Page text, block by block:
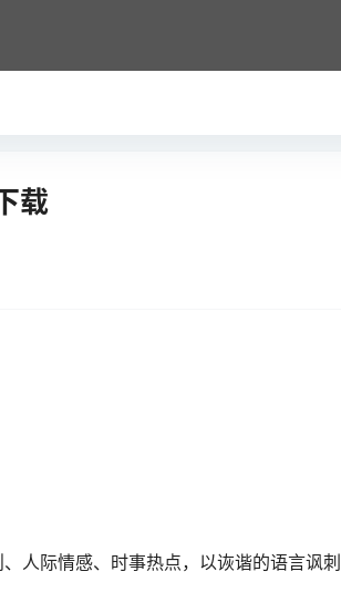
载
人际情感、时事热点，以诙谐的语言讽刺